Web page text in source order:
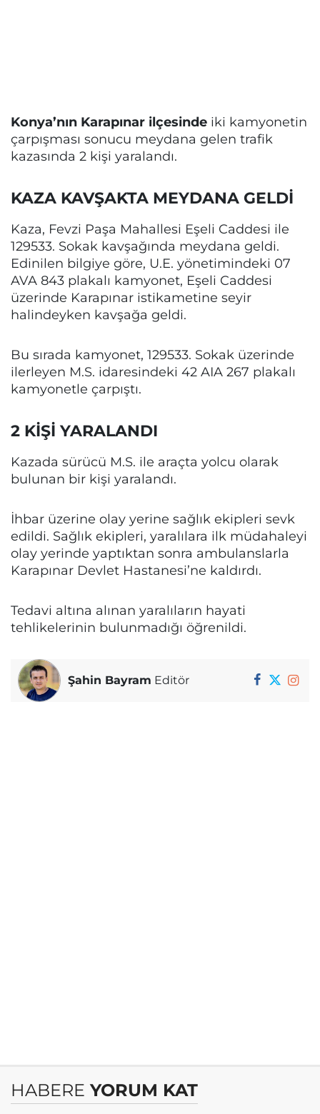
Konya’nın Karapınar ilçesinde iki kamyonetin
çarpışması sonucu meydana gelen trafik
kazasında 2 kişi yaralandı.
KAZA KAVŞAKTA MEYDANA GELDİ
Kaza, Fevzi Paşa Mahallesi Eşeli Caddesi ile
129533. Sokak kavşağında meydana geldi.
Edinilen bilgiye göre, U.E. yönetimindeki 07
AVA 843 plakalı kamyonet, Eşeli Caddesi
üzerinde Karapınar istikametine seyir
halindeyken kavşağa geldi.
Bu sırada kamyonet, 129533. Sokak üzerinde
ilerleyen M.S. idaresindeki 42 AIA 267 plakalı
kamyonetle çarpıştı.
2 KİŞİ YARALANDI
Kazada sürücü M.S. ile araçta yolcu olarak
bulunan bir kişi yaralandı.
İhbar üzerine olay yerine sağlık ekipleri sevk
edildi. Sağlık ekipleri, yaralılara ilk müdahaleyi
olay yerinde yaptıktan sonra ambulanslarla
Karapınar Devlet Hastanesi’ne kaldırdı.
Tedavi altına alınan yaralıların hayati
tehlikelerinin bulunmadığı öğrenildi.
Şahin Bayram Editör
HABERE YORUM KAT